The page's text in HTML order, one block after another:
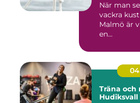
När man
vackra
Malmö är
en...
Träna och
Hudiksvall